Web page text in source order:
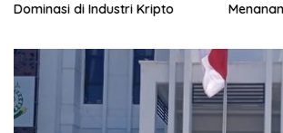
Dominasi di Industri Kripto
Khusus